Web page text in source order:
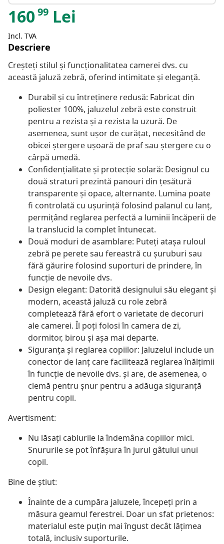
16099 Lei
Incl. TVA
Descriere
Creșteți stilul și funcționalitatea camerei dvs. cu
această jaluză zebră, oferind intimitate și eleganță.
Durabil și cu întreținere redusă: Fabricat din
poliester 100%, jaluzelul zebră este construit
pentru a rezista și a rezista la uzură. De
asemenea, sunt ușor de curățat, necesitând de
obicei ștergere ușoară de praf sau ștergere cu o
cârpă umedă.
Confidențialitate și protecție solară: Designul cu
două straturi prezintă panouri din țesătură
transparente și opace, alternante. Lumina poate
fi controlată cu ușurință folosind palanul cu lanț,
permițând reglarea perfectă a luminii încăperii de
la translucid la complet întunecat.
Două moduri de asamblare: Puteți atașa ruloul
zebră pe perete sau fereastră cu șuruburi sau
fără găurire folosind suporturi de prindere, în
funcție de nevoile dvs.
Design elegant: Datorită designului său elegant și
modern, această jaluză cu role zebră
completează fără efort o varietate de decoruri
ale camerei. Îl poți folosi în camera de zi,
dormitor, birou și așa mai departe.
Siguranța și reglarea copiilor: Jaluzelul include un
conector de lanț care facilitează reglarea înălțimii
în funcție de nevoile dvs. și are, de asemenea, o
clemă pentru șnur pentru a adăuga siguranță
pentru copii.
Avertisment:
Nu lăsați cablurile la îndemâna copiilor mici.
Snururile se pot înfăşura în jurul gâtului unui
copil.
Bine de știut:
Înainte de a cumpăra jaluzele, începeți prin a
măsura geamul ferestrei. Doar un sfat prietenos:
materialul este puțin mai îngust decât lățimea
totală, inclusiv suporturile.